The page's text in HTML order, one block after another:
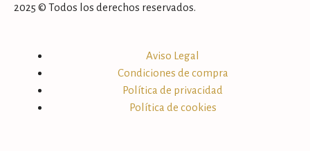
2025 © Todos los derechos reservados.
Aviso Legal
Condiciones de compra
Política de privacidad
Política de cookies